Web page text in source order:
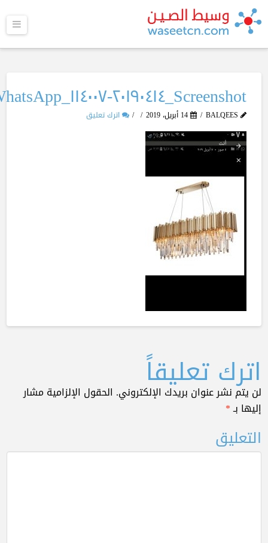
Screenshot_٢٠١٩٠٤١٤-١١٤٠٠٧_WhatsApp
14 أبريل، 2019 اترك تعليق
اترك تعليقاً
لن يتم نشر عنوان بريدك الإلكتروني. الحقول الإلزامية مشار
إليها بـ*
التعليق